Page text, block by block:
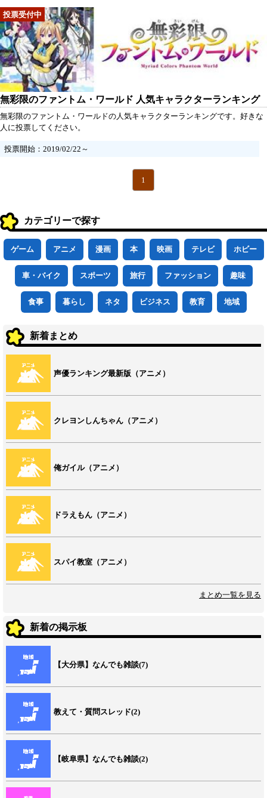
無彩限のファントム・ワールド 人気キャラクターランキング
無彩限のファントム・ワールドの人気キャラクターランキングです。好きな
人に投票してください。
投票開始：2019/02/22～
1
カテゴリーで探す
ゲーム アニメ 漫画 本 映画 テレビ ホビー
車・バイク スポーツ 旅行 ファッション 趣味
食事 暮らし ネタ ビジネス 教育 地域
新着まとめ
声優ランキング最新版（アニメ）
クレヨンしんちゃん（アニメ）
俺ガイル（アニメ）
ドラえもん（アニメ）
スパイ教室（アニメ）
まとめ一覧を見る
新着の掲示板
【大分県】なんでも雑談(7)
教えて・質問スレッド(2)
【岐阜県】なんでも雑談(2)